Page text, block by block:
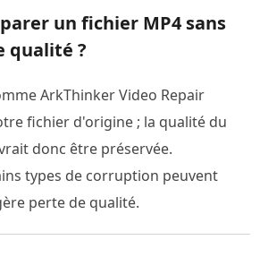
un fichier MP4 sans
qualité ?
ArkThinker Video Repair
fichier d'origine ; la qualité du
donc être préservée.
types de corruption peuvent
perte de qualité.